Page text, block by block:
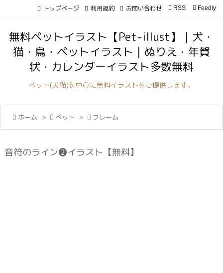


サイド

トップページ 利用規約 お問い合わせ  RSS Feedly
無料ペットイラスト【Pet-illust】｜犬・
猫・鳥・ペットイラスト｜ぬりえ・年賀
状・カレンダーイラスト多数無料
ペット(犬猫)を中心に無料イラストをご提供します。
 ホーム >  ペット >  フレーム
音符のライン❷イラスト【無料】